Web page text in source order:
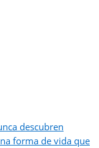
descubren
forma de vida que